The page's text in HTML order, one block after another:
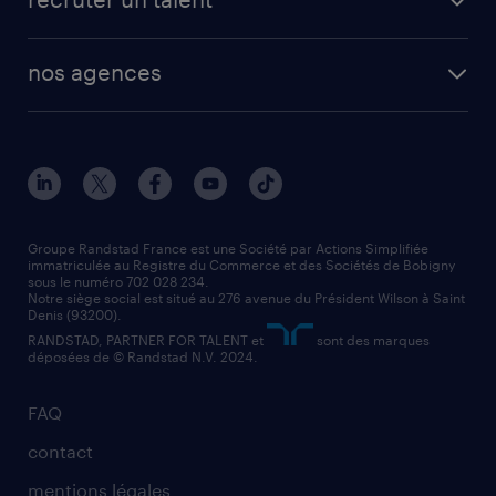
manutentionnaire
assistant administratif
comptable
solutions opérationnelles
contact entreprise
faq intérim / recrutement
nos agences
nos agences par ville
nos agences par région
nos cabinets de recrutement
FAQ
contact
mentions légales
Groupe Randstad France est une Société par Actions Simplifiée
immatriculée au Registre du Commerce et des Sociétés de Bobigny
sous le numéro 702 028 234.
Notre siège social est situé au 276 avenue du Président Wilson à Saint
Denis (93200).
RANDSTAD, PARTNER FOR TALENT et
sont des marques
déposées de © Randstad N.V. 2024.